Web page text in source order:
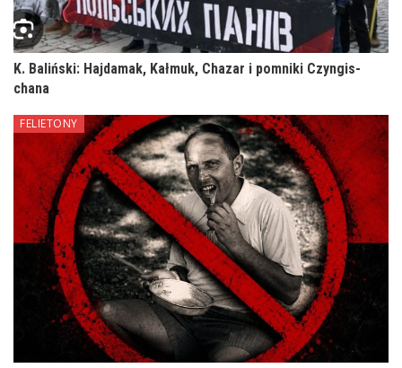
K. Baliński: Hajdamak, Kałmuk, Chazar i pomniki Czyngis-
chana
FELIETONY